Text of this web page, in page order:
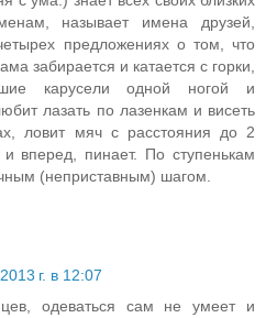
называет имена друзей,
предложениях о том, что
забирается и катается с горки,
карусели одной ногой и
лазать по лазенкам и висеть
ловит мяч с расстояния до 2
вперед, пинает. По ступенькам
(неприставным) шагом.
г. в 12:07
одеваться сам не умеет и